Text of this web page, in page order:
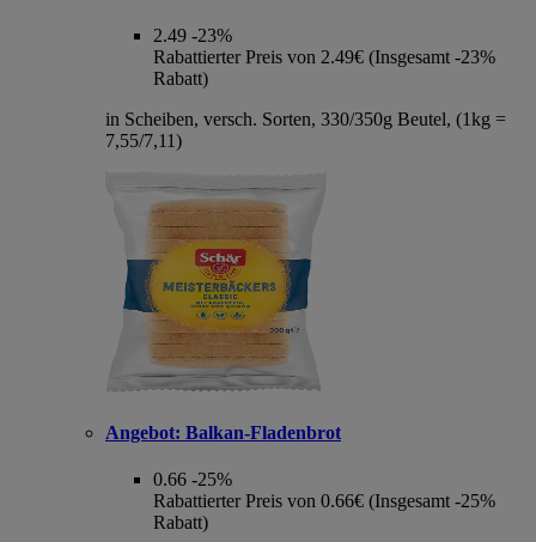
2.49 -23%
Rabattierter Preis von 2.49€ (Insgesamt -23%
Rabatt)
in Scheiben, versch. Sorten, 330/350g Beutel, (1kg =
7,55/7,11)
Angebot: Balkan-Fladenbrot
0.66 -25%
Rabattierter Preis von 0.66€ (Insgesamt -25%
Rabatt)